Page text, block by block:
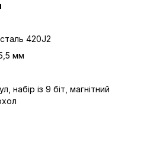
420J2
мм
набір із 9 біт, магнітний